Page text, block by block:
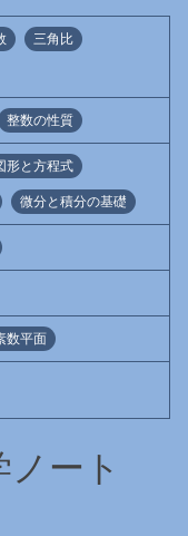
三角比
整数の性質
形と方程式
微分と積分の基礎
数平面
ート